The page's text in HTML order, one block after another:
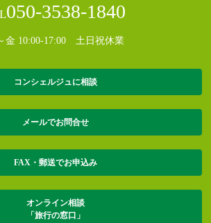
050-3538-1840
金 10:00-17:00 土日祝休業
コンシェルジュに相談
メールでお問合せ
FAX・郵送でお申込み
オンライン相談
「旅行の窓口」